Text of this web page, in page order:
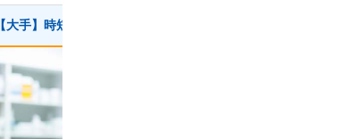
【大手】時短正社員制度が充実